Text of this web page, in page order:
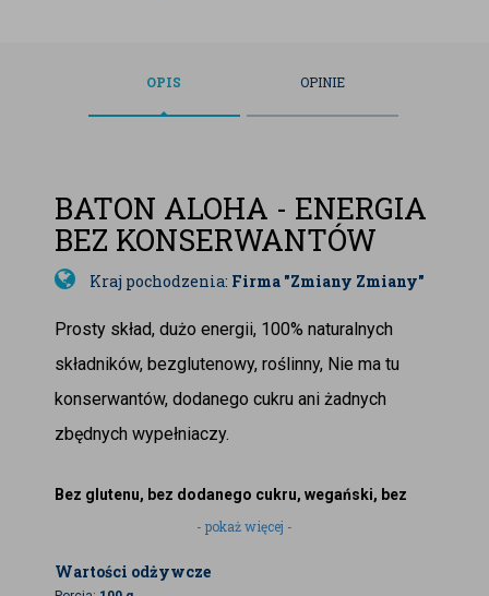
OPIS OPINIE
BATON ALOHA - ENERGIA
BEZ KONSERWANTÓW
Kraj pochodzenia: Firma "Zmiany Zmiany"
Prosty skład, dużo energii, 100% naturalnych
składników, bezglutenowy, roślinny, Nie ma tu
konserwantów, dodanego cukru ani żadnych
zbędnych wypełniaczy.
Bez glutenu, bez dodanego cukru, wegański, bez
Składniki:daktyle, figi, słonecznik, migdały, kokos,
- pokaż więcej -
Wartości odżywcze